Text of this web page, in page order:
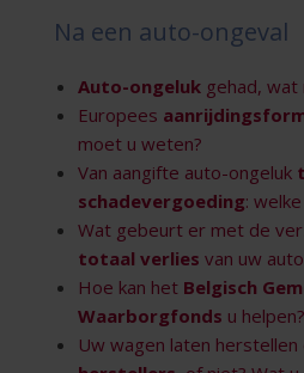
Na een auto-ongeval
Auto-ongeluk gehad, wat
Europees
moet u weten?
Van aangifte auto-ongeluk
schadevergoeding:
Wat gebeurt er met de
totaal verlies van uw
Hoe kan het Belgisch
Waarborgfonds u helpen?
Uw wagen laten herstellen